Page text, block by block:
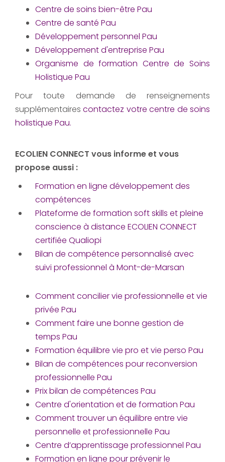
Centre de soins bien-être Pau
Centre de santé Pau
Développement personnel Pau
Développement d'entreprise Pau
Organisme de formation Centre de Soins
Holistique Pau
Pour toute demande de renseignements
supplémentairescontactez votrecentre de soins
holistique Pau.
ECOLIEN CONNECT vous informe et vous
propose aussi :
Formation en ligne développement des
compétences
Plateforme de formation soft skills et pleine
conscience à distance ECOLIEN CONNECT
certifiée Qualiopi
Bilan de compétence personnalisé avec
suivi professionnel à Mont-de-Marsan
Comment concilier vie professionnelle et vie
privée Pau
Comment faire une bonne gestion de
temps Pau
Formation équilibre vie pro et vie perso Pau
Bilan de compétences pour reconversion
professionnelle Pau
Prix bilan de compétences Pau
Centre d'orientation et de formation Pau
Comment trouver un équilibre entre vie
personnelle et professionnelle Pau
Centre d’apprentissage professionnel Pau
Formation en ligne pour prévenir le